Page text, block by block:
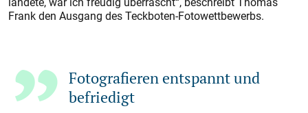
Frank den Ausgang des Teckboten-Fotowettbewerbs.
Fotografieren entspannt und
befriedigt